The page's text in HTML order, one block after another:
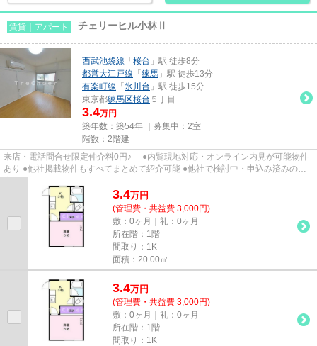
賃貸｜アパート チェリーヒル小林Ⅱ
西武池袋線 「 桜台 」駅 徒歩8分
都営大江戸線 「 練馬 」駅 徒歩13分
有楽町線 「 氷川台 」駅 徒歩15分
東京都練馬区桜台 ５丁目
3.4万円
築年数：築54年 ｜募集中： 2室
階数：2階建
来店・電話問合せ限定仲介料0円♪ ●内覧現地対応・オンライン内見が可能物件
あり ●他社掲載物件もすべてまとめて紹介可能 ●他社で検討中・申込み済みのお
3.4万円
(管理費・共益費 3,000円)
敷：0ヶ月｜礼：0ヶ月
所在階：1階
間取り：1K
面積：20.00㎡
3.4万円
(管理費・共益費 3,000円)
敷：0ヶ月｜礼：0ヶ月
所在階：1階
間取り：1K